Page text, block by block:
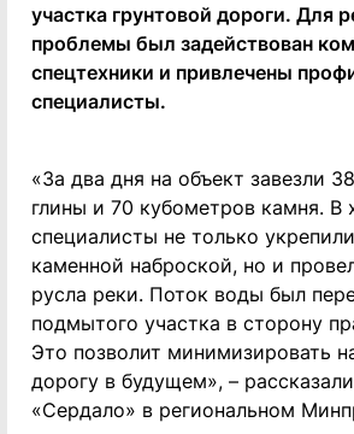
участка грунтовой дороги. Для
проблемы был задействован
спецтехники и привлечены
специалисты.
«За два дня на объект завезли
глины и 70 кубометров камня. В
специалисты не только
каменной наброской, но и
русла реки. Поток воды был
подмытого участка в сторону
Это позволит минимизировать
дорогу в будущем», –
«Сердало» в региональном